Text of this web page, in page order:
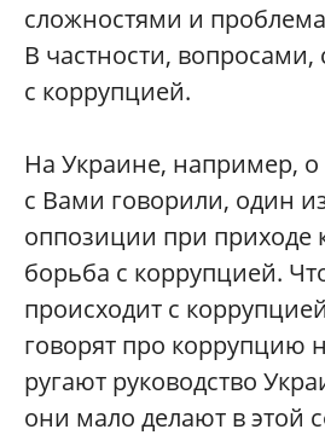
сложностями и
В частности,
с коррупцией.
На Украине, например,
с Вами говорили, один
оппозиции при приходе
борьба с коррупцией.
происходит с
говорят про коррупцию
ругают руководство
они мало делают в этой